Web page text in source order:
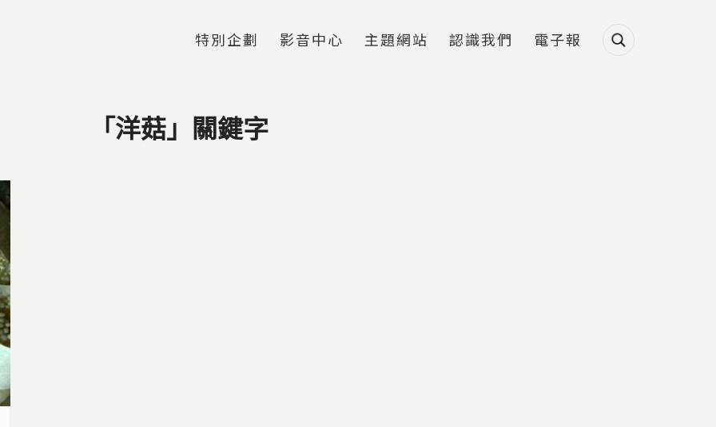
特別企劃 影音中心 主題網站 認識我們 電子報
「洋菇」關鍵字